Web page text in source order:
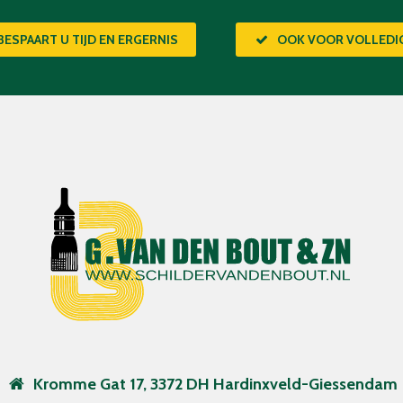
U TIJD EN ERGERNIS OOK VOOR
Kromme Gat 17, 3372 DH Hardinxveld-Giessendam